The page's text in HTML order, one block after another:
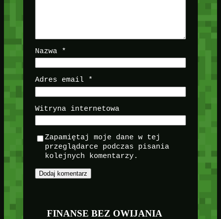
Nazwa *
Adres email *
Witryna internetowa
Zapamiętaj moje dane w tej
przeglądarce podczas pisania
kolejnych komentarzy.
FINANSE BEZ OWIJANIA